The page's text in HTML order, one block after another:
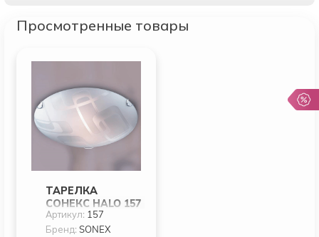
Просмотренные товары
ТАРЕЛКА
СОНЕКС HALO 157
Артикул: 157
Бренд:SONEX